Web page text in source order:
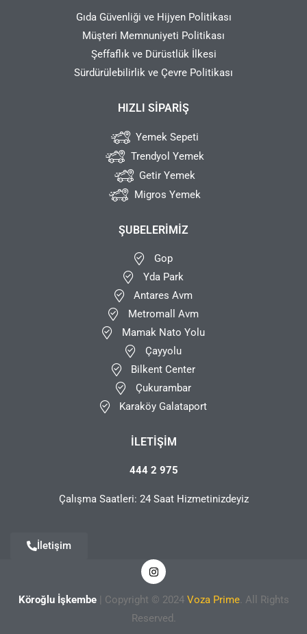
Gıda Güvenliği ve Hijyen Politikası
Müşteri Memnuniyeti Politikası
Şeffaflık ve Dürüstlük İlkesi
Sürdürülebilirlik ve Çevre Politikası
HIZLI SIPARIŞ
Yemek Sepeti
Trendyol Yemek
Getir Yemek
Migros Yemek
ŞUBELERIMIZ
Gop
Yda Park
Antares Avm
Metromall Avm
Mamak Nato Yolu
Çayyolu
Bilkent Center
Çukurambar
Karaköy Galataport
İLETIŞIM
444 2 975
Çalışma Saatleri: 24 Saat Hizmetinizdeyiz
İletişim
Köroğlu İşkembe| Copyright © 2024 Voza Prime. All Rights
Reserved.